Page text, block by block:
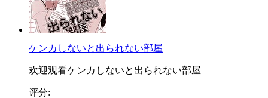
ケンカしないと出られない部屋
欢迎观看ケンカしないと出られない部屋
评分: